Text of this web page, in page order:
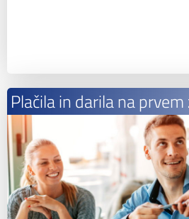
Plačila in darila na